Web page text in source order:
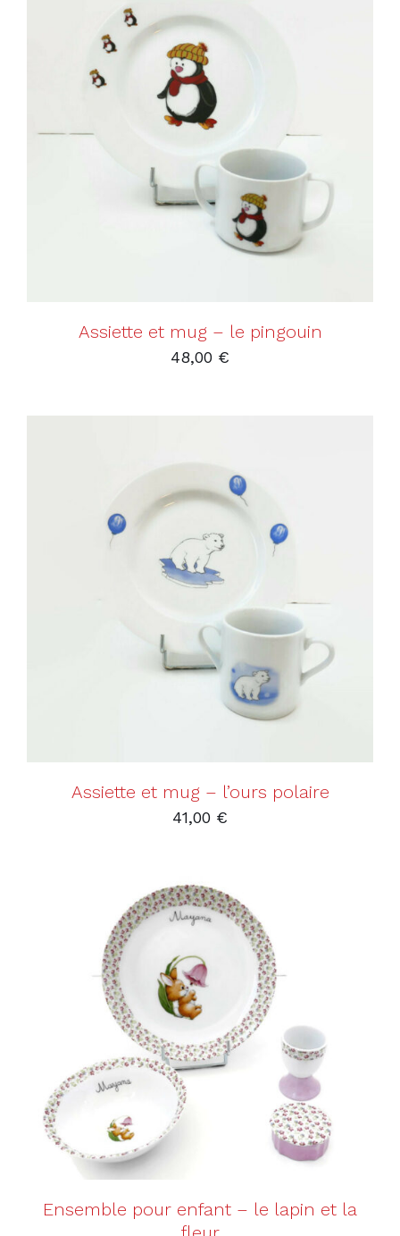
AJOUTER AU PANIER DÉTAILS
Assiette et mug – le pingouin
48,00 €
AJOUTER AU PANIER
Assiette et mug – l’ours polaire
41,00 €
AJOUTER AU PANIER / DÉTAILS
Ensemble pour enfant – le lapin et la